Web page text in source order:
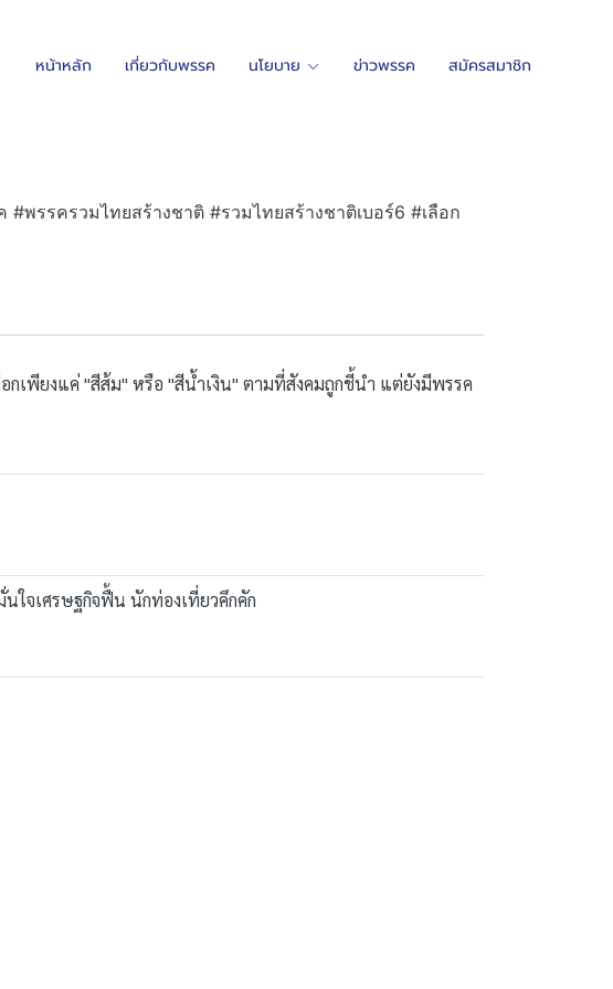
หน้าหลัก เกี่ยวกับพรรค นโยบาย ข่าวพรรค สมัครสมาชิก
พรรครวมไทยสร้างชาติ #รวมไทยสร้างชาติเบอร์6 #เลือก
กเพียงแค่ "สีส้ม" หรือ "สีน้ำเงิน" ตามที่สังคมถูกชี้นำ แต่ยังมีพรรค
ใจเศรษฐกิจฟื้น นักท่องเที่ยวคึกคัก